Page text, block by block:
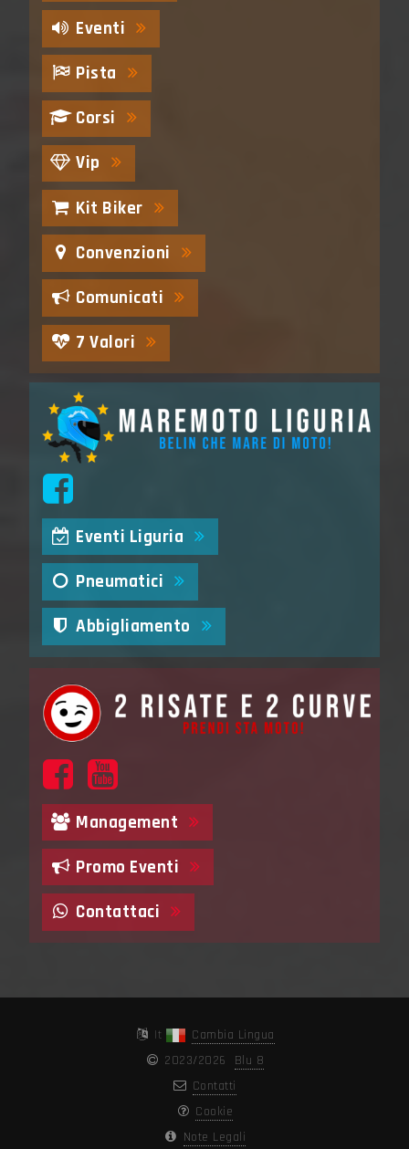
Eventi
Pista
Corsi
Vip
Kit Biker
Convenzioni
Comunicati
7 Valori
Eventi Liguria
Pneumatici
Abbigliamento
Management
Promo Eventi
Contattaci
It
Cambia Lingua
2023/2026 Blu 8
Contatti
Cookie
Note Legali